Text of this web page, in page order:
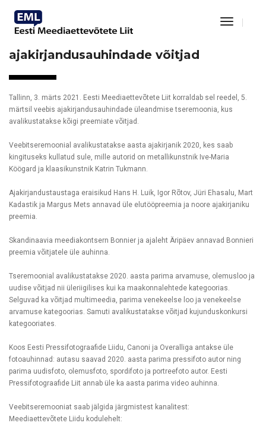
Toggle
Meedialiit avalikustab reedel
ajakirjandusauhindade võitjad
Tallinn, 3. märts 2021. Eesti Meediaettevõtete Liit korraldab sel reedel, 5.
märtsil veebis ajakirjandusauhindade üleandmise tseremoonia, kus
avalikustatakse kõigi preemiate võitjad.
Veebitseremoonial avalikustatakse aasta ajakirjanik 2020, kes saab
kingituseks kullatud sule, mille autorid on metallikunstnik Ive-Maria
Köögard ja klaasikunstnik Katrin Tukmann.
Ajakirjandustaustaga eraisikud Hans H. Luik, Igor Rõtov, Jüri Ehasalu, Mart
Kadastik ja Margus Mets annavad üle elutööpreemia ja noore ajakirjaniku
preemia.
Skandinaavia meediakontsern Bonnier ja ajaleht Äripäev annavad Bonnieri
preemia võitjatele üle auhinna.
Tseremoonial avalikustatakse 2020. aasta parima arvamuse, olemusloo ja
uudise võitjad nii üleriigilises kui ka maakonnalehtede kategoorias.
Selguvad ka võitjad multimeedia, parima venekeelse loo ja venekeelse
arvamuse kategoorias. Samuti avalikustatakse võitjad kujunduskonkursi
kategooriates.
Koos Eesti Pressifotograafide Liidu, Canoni ja Overalliga antakse üle
fotoauhinnad: autasu saavad 2020. aasta parima pressifoto autor ning
parima uudisfoto, olemusfoto, spordifoto ja portreefoto autor. Eesti
Pressifotograafide Liit annab üle ka aasta parima video auhinna.
Veebitseremooniat saab jälgida järgmistest kanalitest:
Meediaettevõtete Liidu kodulehelt: